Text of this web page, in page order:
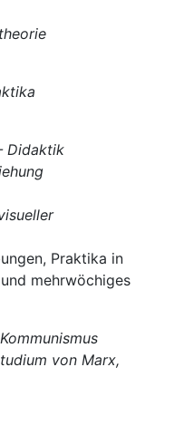
Didaktik
Praktika in
mehrwöchiges
von Marx,